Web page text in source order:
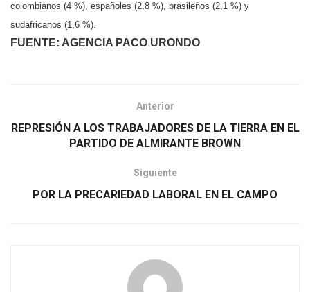
colombianos (4 %), españoles (2,8 %), brasileños (2,1 %) y
sudafricanos (1,6 %).
FUENTE: AGENCIA PACO URONDO
Anterior
REPRESIÓN A LOS TRABAJADORES DE LA TIERRA EN EL
PARTIDO DE ALMIRANTE BROWN
Siguiente
POR LA PRECARIEDAD LABORAL EN EL CAMPO